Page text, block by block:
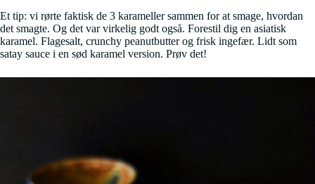
Et tip: vi rørte faktisk de 3 karameller sammen for at smage, hvordan
det smagte. Og det var virkelig godt også. Forestil dig en asiatisk
karamel. Flagesalt, crunchy peanutbutter og frisk ingefær. Lidt som
satay sauce i en sød karamel version. Prøv det!